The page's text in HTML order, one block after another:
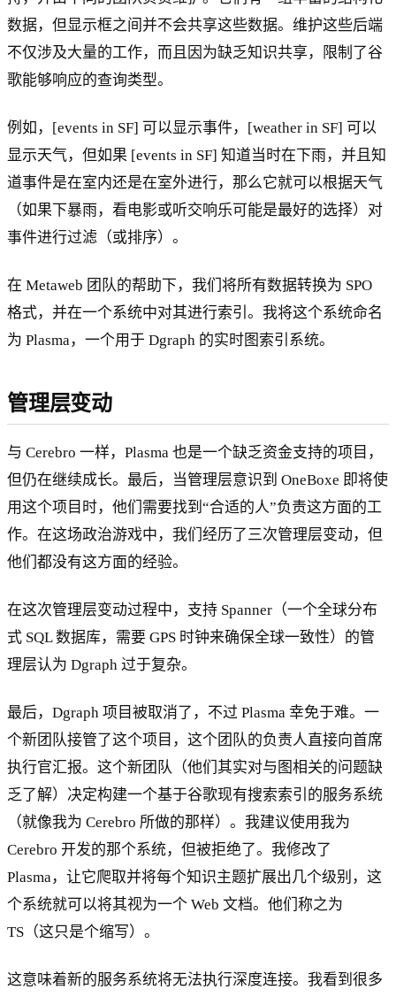
数据，但显示框之间并不会共享这些数据。维护这些后端
不仅涉及大量的工作，而且因为缺乏知识共享，限制了谷
歌能够响应的查询类型。
例如，[events in SF] 可以显示事件，[weather in SF] 可以
显示天气，但如果 [events in SF] 知道当时在下雨，并且知
道事件是在室内还是在室外进行，那么它就可以根据天气
（如果下暴雨，看电影或听交响乐可能是最好的选择）对
事件进行过滤（或排序）。
在 Metaweb 团队的帮助下，我们将所有数据转换为 SPO
格式，并在一个系统中对其进行索引。我将这个系统命名
为 Plasma，一个用于 Dgraph 的实时图索引系统。
管理层变动
与 Cerebro 一样，Plasma 也是一个缺乏资金支持的项目，
但仍在继续成长。最后，当管理层意识到 OneBoxe 即将使
用这个项目时，他们需要找到“合适的人”负责这方面的工
作。在这场政治游戏中，我们经历了三次管理层变动，但
他们都没有这方面的经验。
在这次管理层变动过程中，支持 Spanner（一个全球分布
式 SQL 数据库，需要 GPS 时钟来确保全球一致性）的管
理层认为 Dgraph 过于复杂。
最后，Dgraph 项目被取消了，不过 Plasma 幸免于难。一
个新团队接管了这个项目，这个团队的负责人直接向首席
执行官汇报。这个新团队（他们其实对与图相关的问题缺
乏了解）决定构建一个基于谷歌现有搜索索引的服务系统
（就像我为 Cerebro 所做的那样）。我建议使用我为
Cerebro 开发的那个系统，但被拒绝了。我修改了
Plasma，让它爬取并将每个知识主题扩展出几个级别，这
个系统就可以将其视为一个 Web 文档。他们称之为
TS（这只是个缩写）。
这意味着新的服务系统将无法执行深度连接。我看到很多